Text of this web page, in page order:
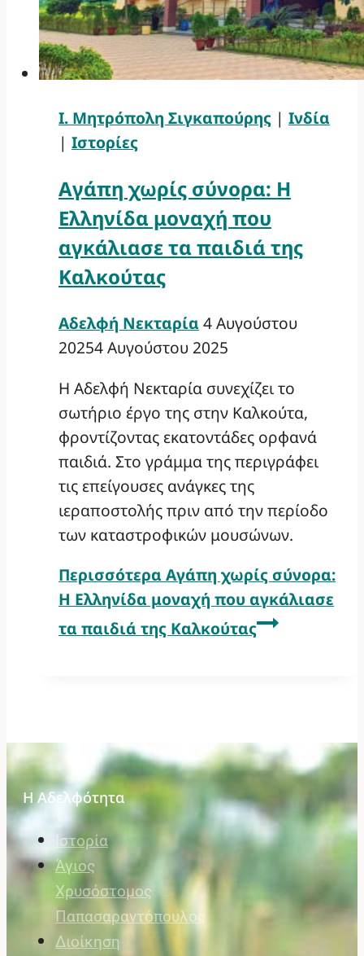
Ι. Μητρόπολη Σιγκαπούρης | Ινδία
| Ιστορίες
Αγάπη χωρίς σύνορα: Η
Ελληνίδα μοναχή που
αγκάλιασε τα παιδιά της
Καλκούτας
Αδελφή Νεκταρία 4 Αυγούστου
20254 Αυγούστου 2025
Η Αδελφή Νεκταρία συνεχίζει το
σωτήριο έργο της στην Καλκούτα,
φροντίζοντας εκατοντάδες ορφανά
παιδιά. Στο γράμμα της περιγράφει
τις επείγουσες ανάγκες της
ιεραποστολής πριν από την περίοδο
των καταστροφικών μουσώνων.
Περισσότερα Αγάπη χωρίς σύνορα:
Η Ελληνίδα μοναχή που αγκάλιασε
τα παιδιά της Καλκούτας
Η Αδελφότητα
Ιστορία
Άγιος
Χρυσόστομος
Παπασαραντόπουλος
Διοίκηση